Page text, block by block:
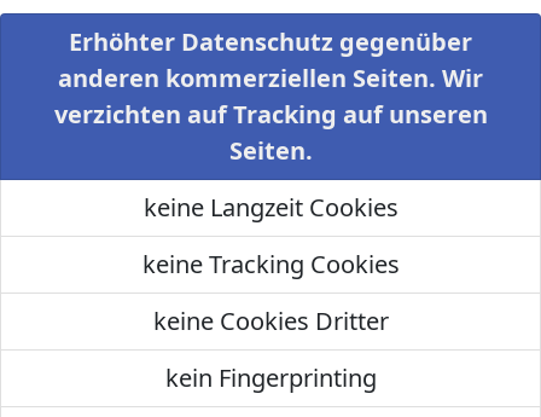
Erhöhter Datenschutz gegenüber
anderen kommerziellen Seiten. Wir
verzichten auf Tracking auf unseren
Seiten.
keine Langzeit Cookies
keine Tracking Cookies
keine Cookies Dritter
kein Fingerprinting